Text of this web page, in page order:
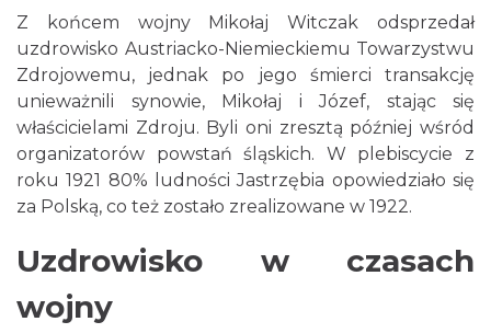
Z końcem wojny Mikołaj Witczak odsprzedał
uzdrowisko Austriacko-Niemieckiemu Towarzystwu
Zdrojowemu, jednak po jego śmierci transakcję
unieważnili synowie, Mikołaj i Józef, stając się
właścicielami Zdroju. Byli oni zresztą później wśród
organizatorów powstań śląskich. W plebiscycie z
roku 1921 80% ludności Jastrzębia opowiedziało się
za Polską, co też zostało zrealizowane w 1922.
Uzdrowisko w czasach
wojny